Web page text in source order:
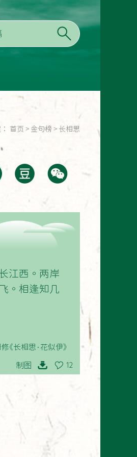
首页 > 金句榜 > 长相思
江西。两岸
。相逢知几
《长相思·花似伊》
制图 12